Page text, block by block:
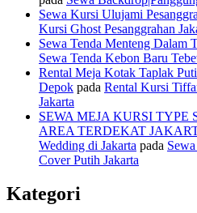
Sewa Kursi Ulujami
Kursi Ghost Pesanggrahan
Sewa Tenda Menteng Dalam
Sewa Tenda Kebon Baru
Rental Meja Kotak Taplak
Depok pada Rental Kursi
Jakarta
SEWA MEJA KURSI
AREA TERDEKAT
Wedding di Jakarta pada
Cover Putih Jakarta
Kategori